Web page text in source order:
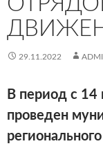
29.11.2022
В период с 14
проведен